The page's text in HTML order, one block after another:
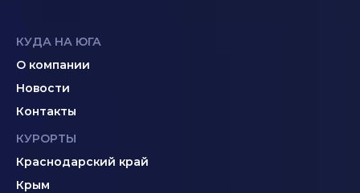
КУДА НА ЮГА
О компании
Новости
Контакты
КУРОРТЫ
Краснодарский край
Крым